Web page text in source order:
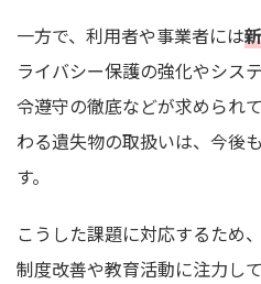
一方で、利用者や事業者には
ライバシー保護の強化やシス
令遵守の徹底などが求められ
わる遺失物の取扱いは、今後
す。
こうした課題に対応するため
制度改善や教育活動に注力し